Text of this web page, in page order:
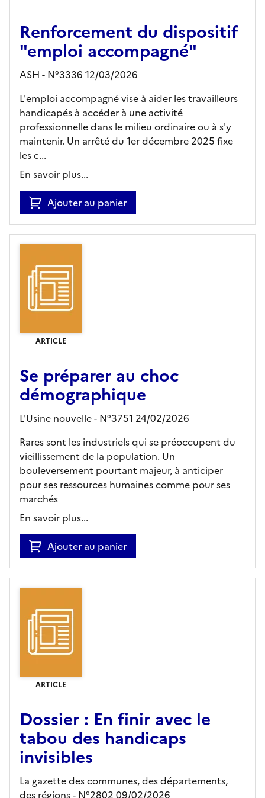
Renforcement du dispositif
"emploi accompagné"
ASH - N°3336 12/03/2026
L'emploi accompagné vise à aider les travailleurs
handicapés à accéder à une activité
professionnelle dans le milieu ordinaire ou à s'y
maintenir. Un arrêté du 1er décembre 2025 fixe
les c...
En savoir plus...
Ajouter au panier
ARTICLE
Se préparer au choc
démographique
L'Usine nouvelle - N°3751 24/02/2026
Rares sont les industriels qui se préoccupent du
vieillissement de la population. Un
bouleversement pourtant majeur, à anticiper
pour ses ressources humaines comme pour ses
marchés
En savoir plus...
Ajouter au panier
ARTICLE
Dossier : En finir avec le
tabou des handicaps
invisibles
La gazette des communes, des départements,
des régions - N°2802 09/02/2026